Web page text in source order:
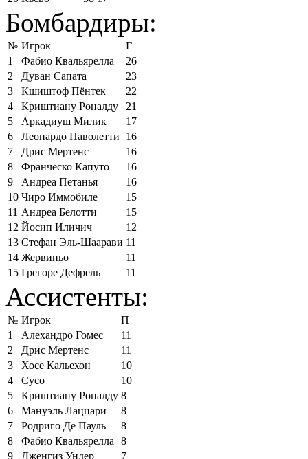
Бомбардиры:
№ Игрок
Г
1
Фабио Квальярелла
26
2
Дуван Сапата
23
3
Кшиштоф Пёнтек
22
4
Криштиану Роналду
21
5
Аркадиуш Милик
17
6
Леонардо Паволетти
16
7
Дрис Мертенс
16
8
Франческо Капуто
16
9
Андреа Петанья
16
10 Чиро Иммобиле
15
11 Андреа Белотти
15
12 Йосип Иличич
12
13 Стефан Эль-Шаарави 11
14 Жервиньо
11
15 Грегоре Дефрель 11
Ассистенты:
№ Игрок
П
1
Алехандро Гомес
11
2
Дрис Мертенс
11
3
Хосе Кальехон
10
4
Сусо
10
5
Криштиану Роналду 8
6
Мануэль Лаццари
8
7
Родриго Де Пауль
8
8
Фабио Квальярелла
8
9
Дженгиз Ундер
7